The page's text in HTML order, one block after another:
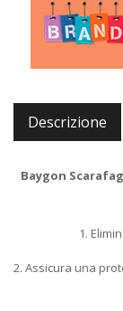
Descrizione
Baygon
1.
2. Assicura una